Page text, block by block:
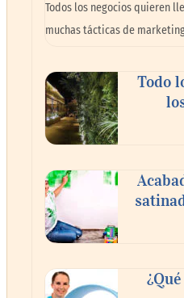
Todos los negocios quieren
muchas tácticas de
Todo